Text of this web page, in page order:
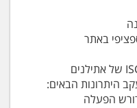
באתר
הניצול של פרמנגנט לISCO של אתילנים
היתרונות הבאים:
הפעלה